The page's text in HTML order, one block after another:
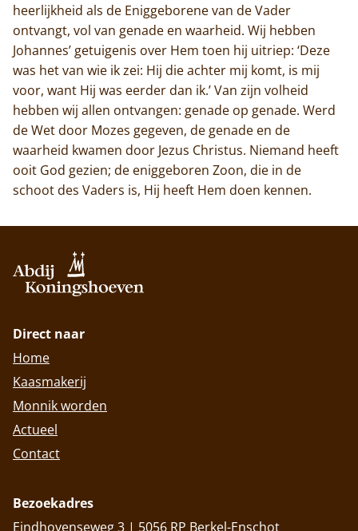
heerlijkheid als de Eniggeborene van de Vader
ontvangt, vol van genade en waarheid. Wij hebben
Johannes’ getuigenis over Hem toen hij uitriep: ‘Deze
was het van wie ik zei: Hij die achter mij komt, is mij
voor, want Hij was eerder dan ik.’ Van zijn volheid
hebben wij allen ontvangen: genade op genade. Werd
de Wet door Mozes gegeven, de genade en de
waarheid kwamen door Jezus Christus. Niemand heeft
ooit God gezien; de eniggeboren Zoon, die in de
schoot des Vaders is, Hij heeft Hem doen kennen.
Direct naar
Home
Kaasmakerij
Monnik worden
Actueel
Contact
Bezoekadres
Eindhovenseweg 3 | 5056 RP Berkel-Enschot